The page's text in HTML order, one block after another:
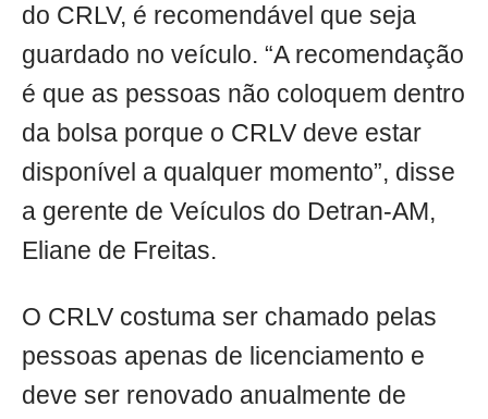
do CRLV, é recomendável que seja
guardado no veículo. “A recomendação
é que as pessoas não coloquem dentro
da bolsa porque o CRLV deve estar
disponível a qualquer momento”, disse
a gerente de Veículos do Detran-AM,
Eliane de Freitas.
O CRLV costuma ser chamado pelas
pessoas apenas de licenciamento e
deve ser renovado anualmente de